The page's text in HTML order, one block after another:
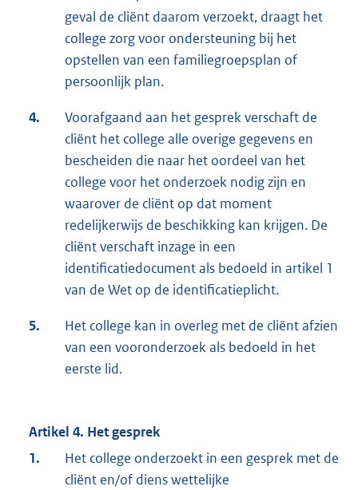
geval de cliënt daarom verzoekt, draagt het
college zorg voor ondersteuning bij het
opstellen van een familiegroepsplan of
persoonlijk plan.
4.
Voorafgaand aan het gesprek verschaft de
cliënt het college alle overige gegevens en
bescheiden die naar het oordeel van het
college voor het onderzoek nodig zijn en
waarover de cliënt op dat moment
redelijkerwijs de beschikking kan krijgen. De
cliënt verschaft inzage in een
identificatiedocument als bedoeld in artikel 1
van de Wet op de identificatieplicht.
5.
Het college kan in overleg met de cliënt afzien
van een vooronderzoek als bedoeld in het
eerste lid.
Artikel 4. Het gesprek
1.
Het college onderzoekt in een gesprek met de
cliënt en/of diens wettelijke